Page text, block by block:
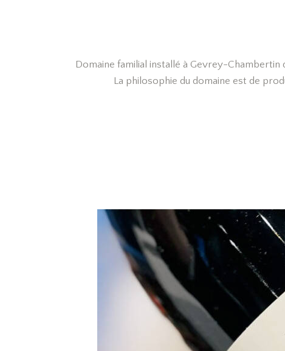
Domaine familial installé à Gevrey-
La philosophie du domaine est de